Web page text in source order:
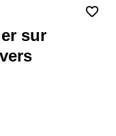
sur